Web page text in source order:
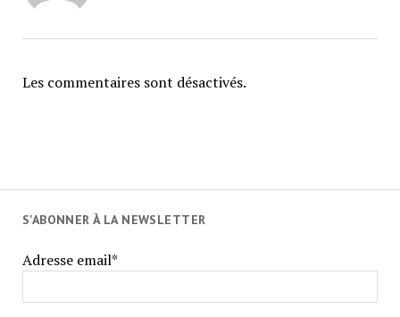
Les commentaires sont désactivés.
S'ABONNER À LA NEWSLETTER
Adresse email*